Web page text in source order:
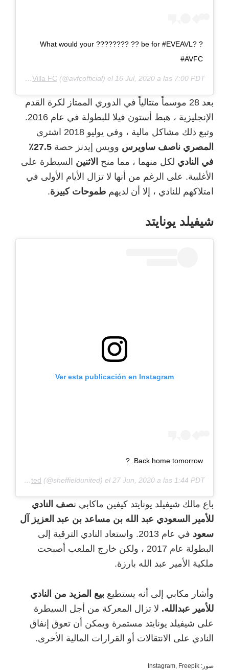
What would your ???????? ?? be for #EVEAVL? ?
#AVFC
Aston Villa FC (@avfcofficial) el 16 Jul, 2020 a las 7:00 PDT
بعد 28 موسماً متتالياً في الدوري الممتاز لكرة القدم
الإنجليزية ، هبط أستون فيلا للبطولة في عام 2016.
وتبع ذلك مشاكل مالية ، وفي يوليو 2018 اشترى
المصري ناصف ساويرس وويس إيدنز حصة
27.5٪
في النادي لكل منهما ، مما منح الاثنين السيطرة على
الأغلبية. على الرغم من أنها لا تزال الأيام الأولى في
امتلاكهم للنادي ، إلا أن لديهم طموحات كبيرة.
شيفيلد يونايتد
Ver esta publicación en Instagram
Back home tomorrow. ?
Sheffield United (@sheffieldunited) el 27 Jun, 2020 a las 1:44 PDT
باع مالك شيفيلد يونايتد كيفين ماكابي نصف النادي
للأمير السعودي عبد الله بن مساعد بن عبد العزيز آل
سعود
في عام 2013. واستعاد النادي الترقية إلى
البطولة عام 2017 ، ولكن خارج الملعب أصبحت
ملكية الأمير عبد الله بارزة.
وأشار مكابي إلى أنه يستطيع بيع المزيد من النادي
للأمير عبدالله. لا تزال المعركة من أجل السيطرة
على شيفيلد يونايتد مستمرة ويمكن أن تعوق إنفاق
النادي على الانتقالات أو القرارات المالية الأخرى.
صور: Instagram, Freepik